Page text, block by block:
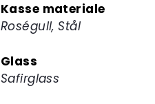
Kasse materiale
Roségull, Stål
Glass
Safirglass